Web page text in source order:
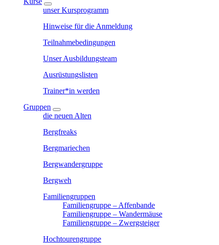
unser Kursprogramm
Hinweise für die Anmeldung
Teilnahmebedingungen
Unser Ausbildungsteam
Ausrüstungslisten
Trainer*in werden
Gruppen
die neuen Alten
Bergfreaks
Bergmariechen
Bergwandergruppe
Bergweh
Familiengruppen
Familiengruppe – Affenbande
Familiengruppe – Wandermäuse
Familiengruppe – Zwergsteiger
Hochtourengruppe